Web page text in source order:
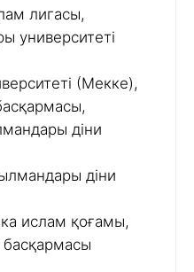
лигасы,
университеті
(Мекке),
діни
діни
ислам қоғамы,
басқармасы